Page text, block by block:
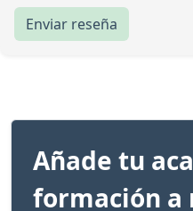
Enviar reseña
Añade tu
formación a